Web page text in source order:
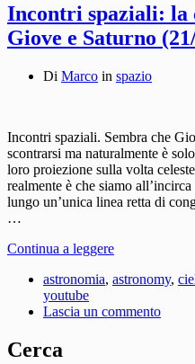
Incontri spaziali: la
Giove e Saturno
Di Marco in spazio
Incontri spaziali. Sembra che
scontrarsi ma naturalmente è
loro proiezione sulla volta
realmente è che siamo
lungo un’unica linea retta di
…
Continua a leggere
astronomia, astronomy,
youtube
Lascia un commento
Cerca